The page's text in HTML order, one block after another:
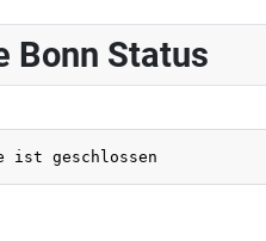
Bonn Status